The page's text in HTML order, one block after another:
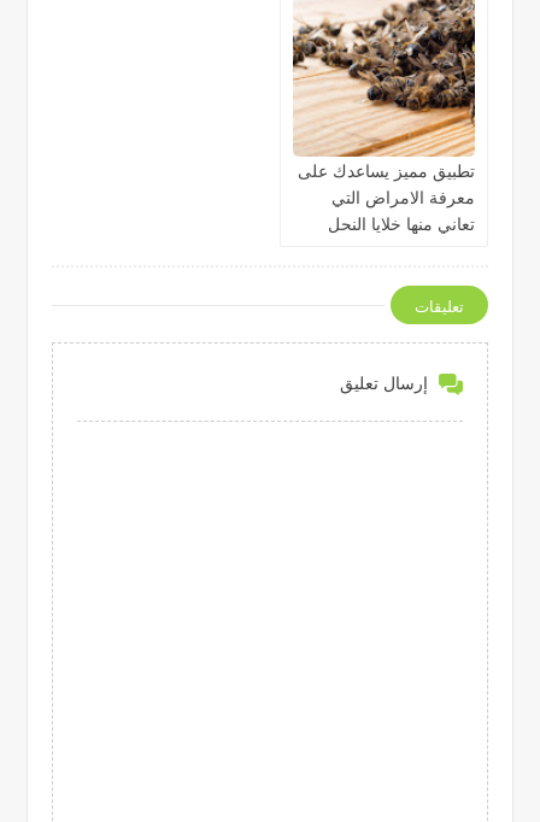
تطبيق مميز يساعدك على
معرفة الامراض التي
تعاني منها خلايا النحل
تعليقات
إرسال تعليق